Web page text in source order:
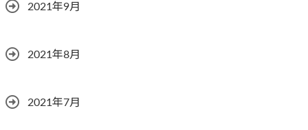
2021年9月
2021年8月
2021年7月